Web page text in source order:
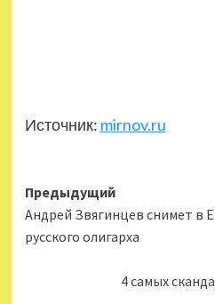
Источник: mirnov.ru
Навигация
записи
Предыдущий
Андрей Звягинцев снимет в
русского олигарха
4 самых